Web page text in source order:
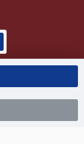
Reserved